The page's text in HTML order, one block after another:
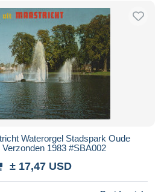
Waterorgel Stadspark Oude
1983 #SBA002
± 17,47 USD